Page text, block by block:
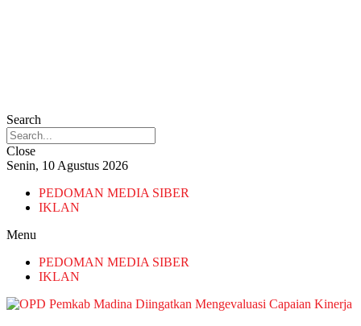
Search
Close
Senin, 10 Agustus 2026
PEDOMAN MEDIA SIBER
IKLAN
Menu
PEDOMAN MEDIA SIBER
IKLAN